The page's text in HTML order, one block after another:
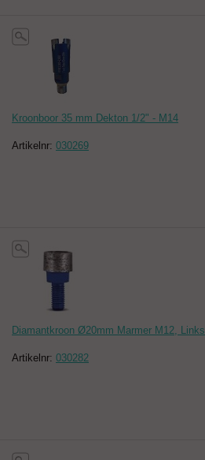
Kroonboor 35 mm Dekton 1/2" - M14
Artikelnr: 030269
Diamantkroon Ø20mm Marmer M12, Links
Artikelnr: 030282